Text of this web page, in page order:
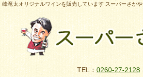
峰竜太オリジナルワインを販売しています スーパーさかや
TEL：0260-27-2128